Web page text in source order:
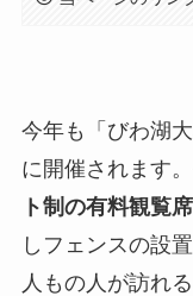
今年も「びわ湖
に開催されます
ト制の有料観覧
しフェンスの設
人もの人が訪れ